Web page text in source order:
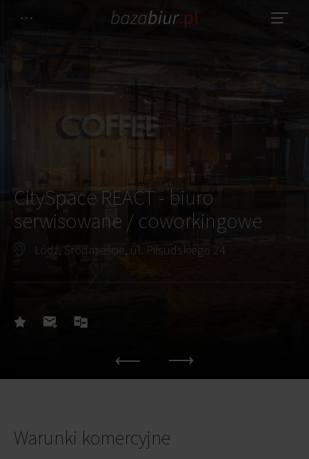
CitySpace REACT - biuro
serwisowane / coworkingowe
Łódź, Śródmieście, ul. Piłsudskiego 24
Warunki komercyjne